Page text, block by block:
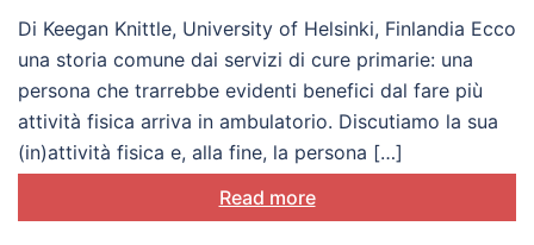
Di Keegan Knittle, University of Helsinki, Finlandia Ecco
una storia comune dai servizi di cure primarie: una
persona che trarrebbe evidenti benefici dal fare più
attività fisica arriva in ambulatorio. Discutiamo la sua
(in)attività fisica e, alla fine, la persona […]
Read more